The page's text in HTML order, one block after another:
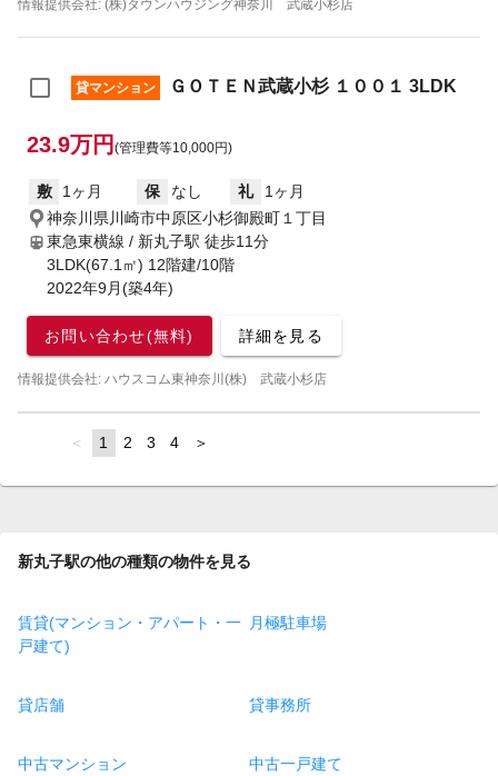
情報提供会社: (株)タウンハウジング神奈川 武蔵小杉店
貸マンション ＧＯＴＥＮ武蔵小杉 １００１ 3LDK
23.9万円 (管理費等10,000円)
敷 1ヶ月 保 なし 礼
1ヶ月
神奈川県川崎市中原区小杉御殿町１丁目
東急東横線 / 新丸子駅 徒歩11分
3LDK(67.1㎡) 12階建/10階
2022年9月(築4年)
お問い合わせ(無料) 詳細を見る
情報提供会社: ハウスコム東神奈川(株) 武蔵小杉店
page
You're
page
1 page
2 page
3 page
4 page
新丸子駅の他の種類の物件を見る
賃貸(マンション・アパート・一
戸建て)
月極駐車場
貸店舗 貸事務所
中古マンション 中古一戸建て